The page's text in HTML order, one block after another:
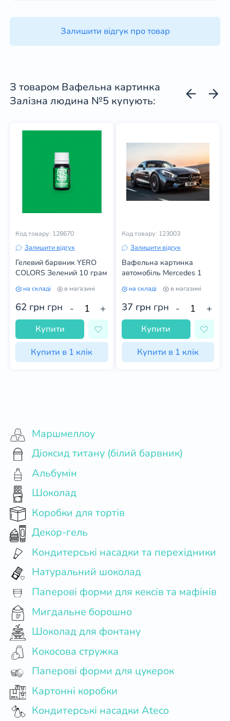
Залишити відгук про товар
З товаром Вафельна картинка
Залізна людина №5 купують:
Код товару: 128670
Залишити відгук
Гелевий барвник YERO
COLORS Зелений 10 грам
на складі в магазині
62 грн грн - +
Купити
Купити в 1 клік
Код товару: 123003
Залишити відгук
Вафельна картинка
автомобіль Mercedes 1
на складі в магазині
37 грн грн - +
Купити
Купити в 1 клік
Маршмеллоу
Діоксид титану (білий барвник)
Альбумін
Шоколад
Коробки для тортів
Декор-гель
Кондитерські насадки та перехідники
Натуральний шоколад
Паперові форми для кексів та мафінів
Мигдальне борошно
Шоколад для фонтану
Кокосова стружка
Паперові форми для цукерок
Картонні коробки
Кондитерські насадки Ateco